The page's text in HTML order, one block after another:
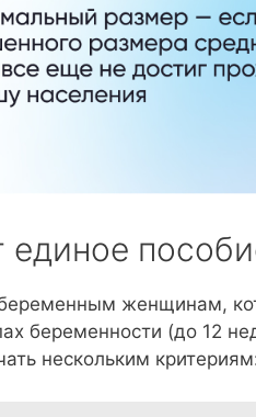
единое
женщинам,
беременности (до 12
нескольким